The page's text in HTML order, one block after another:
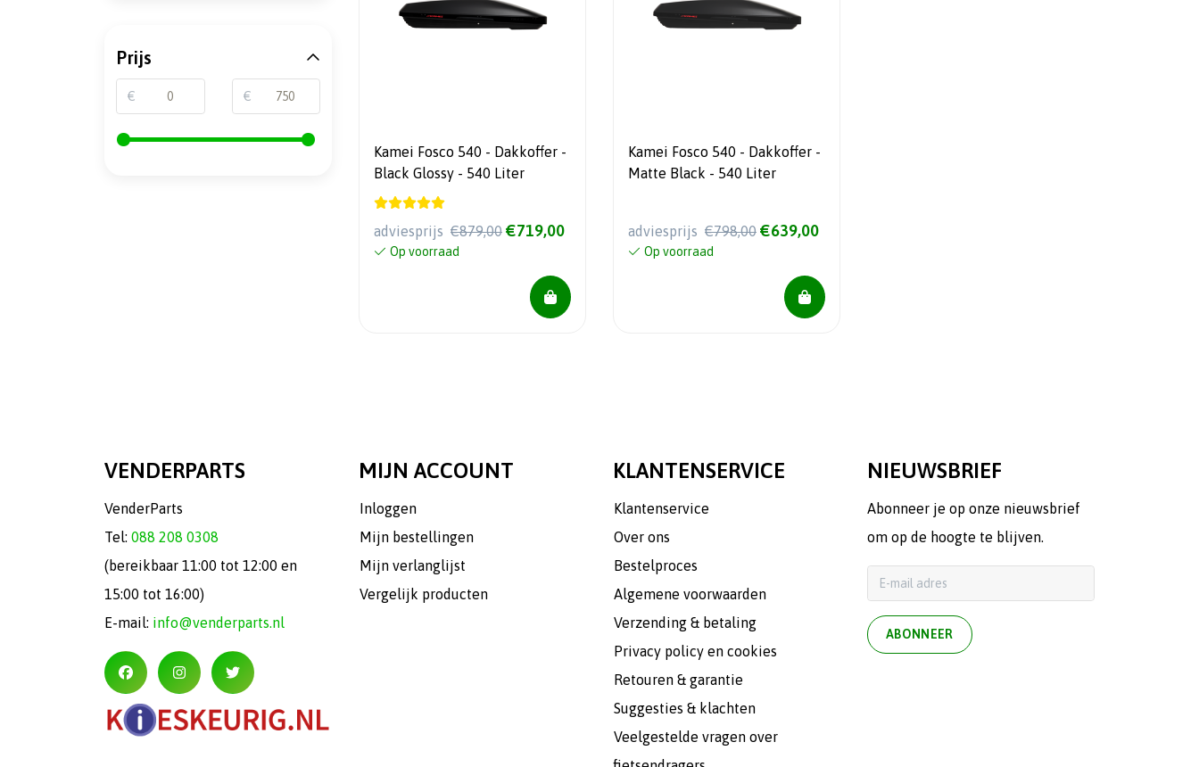
Kamei Fosco 540 - Dakkoffer -
Black Glossy - 540 Liter
adviesprijs €879,00 €719,00
Op voorraad
Kamei Fosco 540 - Dakkoffer -
Matte Black - 540 Liter
adviesprijs €798,00 €639,00
Op voorraad
Prijs
€ €
VENDERPARTS
VenderParts
Tel: 088 208 0308
(bereikbaar 11:00 tot 12:00 en
15:00 tot 16:00)
E-mail: info@venderparts.nl
MIJN ACCOUNT
Inloggen
Mijn bestellingen
Mijn verlanglijst
Vergelijk producten
KLANTENSERVICE
Klantenservice
Over ons
Bestelproces
Algemene voorwaarden
Verzending & betaling
Privacy policy en cookies
Retouren & garantie
Suggesties & klachten
Veelgestelde vragen over
NIEUWSBRIEF
Abonneer je op onze nieuwsbrief
om op de hoogte te blijven.
ABONNEER